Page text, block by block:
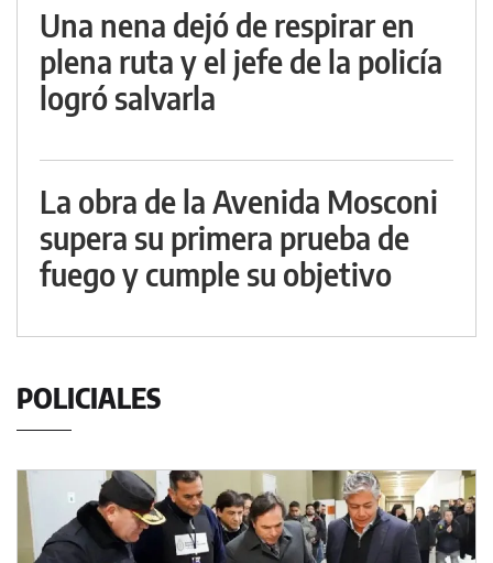
Una nena dejó de respirar en
plena ruta y el jefe de la policía
logró salvarla
La obra de la Avenida Mosconi
supera su primera prueba de
fuego y cumple su objetivo
POLICIALES